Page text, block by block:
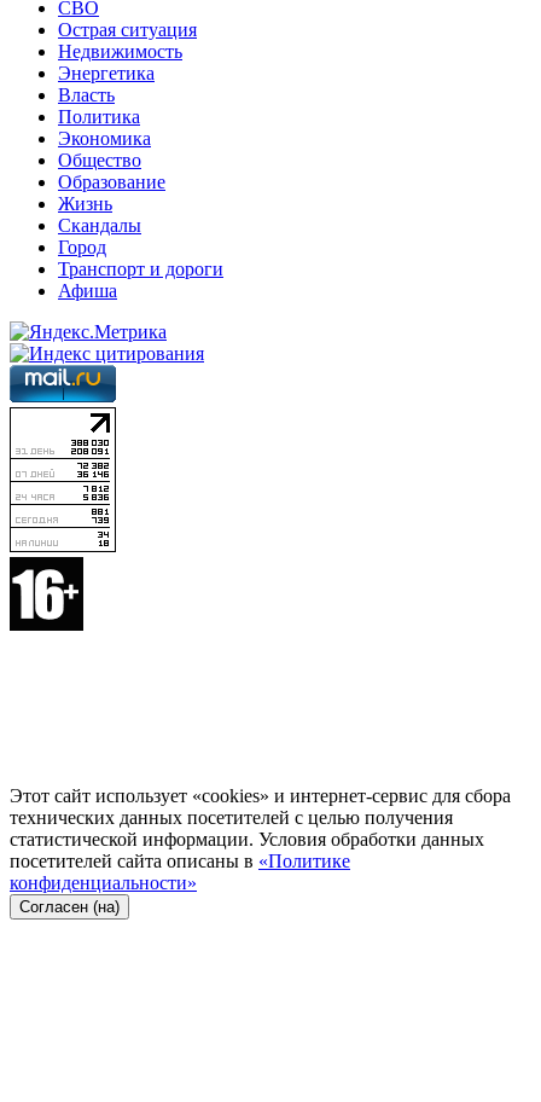
СВО
Острая ситуация
Недвижимость
Энергетика
Власть
Политика
Экономика
Общество
Образование
Жизнь
Скандалы
Город
Транспорт и дороги
Афиша
Этот сайт использует «cookies» и интернет-сервис для сбора
технических данных посетителей с целью получения
статистической информации. Условия обработки данных
посетителей сайта описаны в «Политике
конфиденциальности»
Согласен (на)